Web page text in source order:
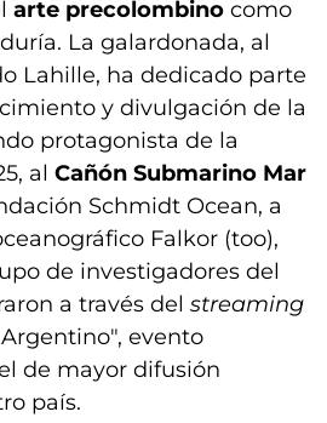
arte precolombino como
La galardonada, al
Lahille, ha dedicado parte
y divulgación de la
protagonista de la
al Cañón Submarino Mar
Schmidt Ocean, a
Falkor (too),
de investigadores del
a través del streaming
evento
de mayor difusión
país.